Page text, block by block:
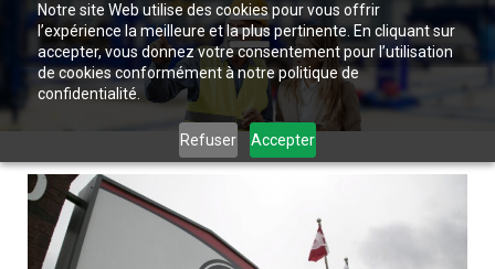
Notre site Web utilise des cookies pour vous offrir
l’expérience la meilleure et la plus pertinente. En cliquant sur
accepter, vous donnez votre consentement pour l’utilisation
de cookies conformément à notre politique de
confidentialité.
Refuser Accepter